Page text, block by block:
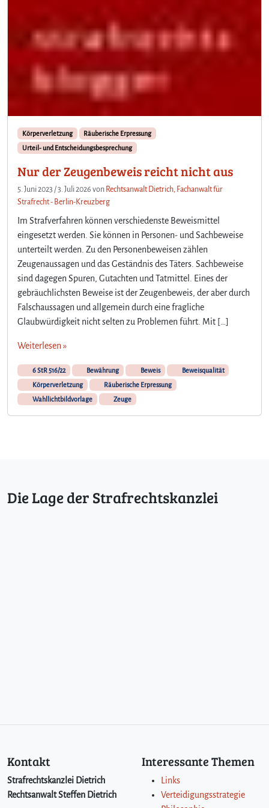
Körperverletzung
Räuberische Erpressung
Urteil- und Entscheidungsbesprechung
Nur der Zeugenbeweis reicht nicht aus
5. Juni 2023 /3. Juli 2026 von Rechtsanwalt Dietrich, Fachanwalt für
Strafrecht - Berlin-Kreuzberg
Im Strafverfahren können verschiedenste Beweismittel
eingesetzt werden. Sie können in Personen- und Sachbeweise
unterteilt werden. Zu den Personenbeweisen zählen
Zeugenaussagen und das Geständnis des Täters. Sachbeweise
sind dagegen Spuren, Gutachten und Tatmittel. Eines der
gebräuchlichsten Beweise ist der Zeugenbeweis, der aber durch
Falschaussagen und allgemein durch eine fragliche
Glaubwürdigkeit nicht selten zu Problemen führt. Mit […]
Weiterlesen »
6 StR 516/22 Bewährung Beweis
Beweisqualität
Körperverletzung
Räuberische Erpressung
Wahllichtbildvorlage
Zeuge
Die Lage der Strafrechtskanzlei
Kontakt
Strafrechtskanzlei Dietrich
Rechtsanwalt Steffen Dietrich
Interessante Themen
Links
Verteidigungsstrategie